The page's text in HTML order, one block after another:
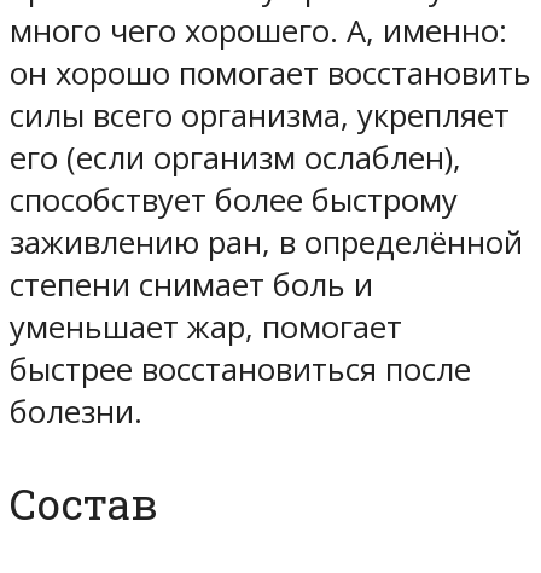
много чего хорошего. А, именно:
он хорошо помогает восстановить
силы всего организма, укрепляет
его (если организм ослаблен),
способствует более быстрому
заживлению ран, в определённой
степени снимает боль и
уменьшает жар, помогает
быстрее восстановиться после
болезни.
Состав